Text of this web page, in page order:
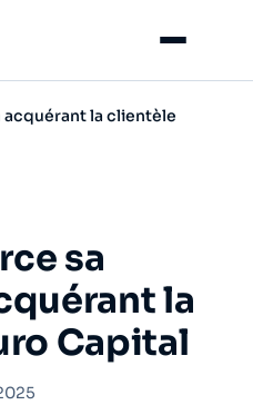
Menu
la clientèle
sa
la
Capital